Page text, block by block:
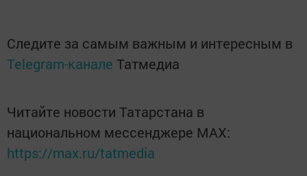
Следите за самым важным и интересным в
Telegram-канале Татмедиа
Читайте новости Татарстана в
национальном мессенджере MАХ:
https://max.ru/tatmedia